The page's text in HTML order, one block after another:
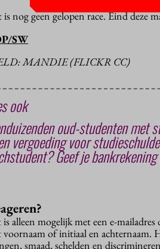
nog geen gelopen race. Eind deze
SW
MANDIE (FLICKR CC)
ook
oud-studenten met
vergoeding voor
Geef je
alleen mogelijk met een e-
voornaam of initiaal en achternaam.
smaad, schelden en